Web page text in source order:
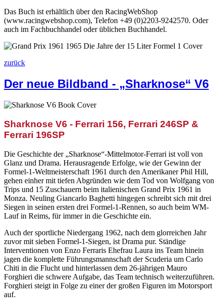
Das Buch ist erhältlich über den RacingWebShop
(www.racingwebshop.com), Telefon +49 (0)2203-9242570. Oder
auch im Fachbuchhandel oder üblichen Buchhandel.
zurück
Der neue Bildband - „Sharknose“ V6
Sharknose V6 - Ferrari 156, Ferrari 246SP &
Ferrari 196SP
Die Geschichte der „Sharknose“-Mittelmotor-Ferrari ist voll von
Glanz und Drama. Herausragende Erfolge, wie der Gewinn der
Formel-1-Weltmeisterschaft 1961 durch den Amerikaner Phil Hill,
gehen einher mit tiefen Abgründen wie dem Tod von Wolfgang von
Trips und 15 Zuschauern beim italienischen Grand Prix 1961 in
Monza. Neuling Giancarlo Baghetti hingegen schreibt sich mit drei
Siegen in seinen ersten drei Formel-1-Rennen, so auch beim WM-
Lauf in Reims, für immer in die Geschichte ein.
Auch der sportliche Niedergang 1962, nach dem glorreichen Jahr
zuvor mit sieben Formel-1-Siegen, ist Drama pur. Ständige
Interventionen von Enzo Ferraris Ehefrau Laura ins Team hinein
jagen die komplette Führungsmannschaft der Scuderia um Carlo
Chiti in die Flucht und hinterlassen dem 26-jährigen Mauro
Forghieri die schwere Aufgabe, das Team technisch weiterzuführen.
Forghieri steigt in Folge zu einer der großen Figuren im Motorsport
auf.